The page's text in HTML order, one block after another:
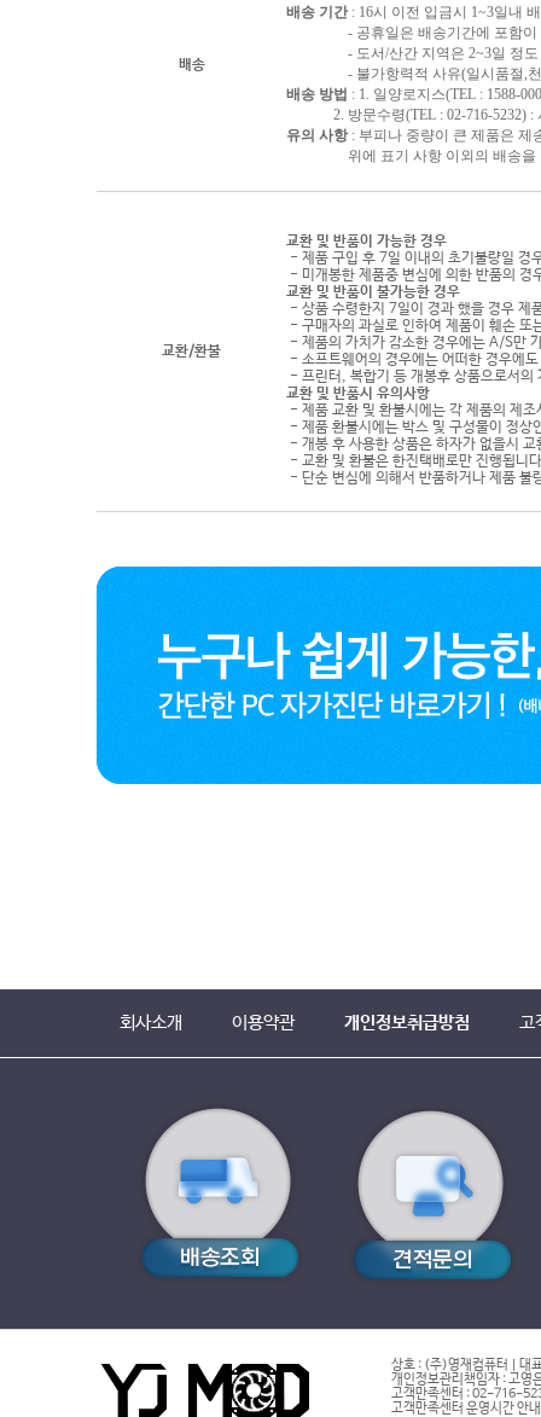
배송
배송 기간 : 16시 이전 입금시 1~3일내
- 공휴일은 배송기간에 포함이
- 도서/산간 지역은 2~3일 정도
- 불가항력적 사유(일시품절,천재
배송 방법 : 1. 일양로지스(TEL : 1588-
2. 방문수령(TEL : 02-716-5232) :
유의 사항: 부피나 중량이 큰 제품은 제
위에 표기 사항 이외의 배송을 원
교환/환불
교환 및 반품이 가능한 경우
- 제품 구입 후 7일 이내의 초기불량일 경
- 미개봉한 제품중 변심에 의한 반품의 경
교환 및 반품이 불가능한 경우
- 상품 수령한지 7일이 경과 했을 경우 제
- 구매자의 과실로 인하여 제품이 훼손 또
- 제품의 가치가 감소한 경우에는 A/S만
- 소프트웨어의 경우에는 어떠한 경우에
- 프린터, 복합기 등 개봉후 상품으로서의
교환 및 반품시 유의사항
- 제품 교환 및 환불시에는 각 제품의 제
- 제품 환불시에는 박스 및 구성물이 정상
- 개봉 후 사용한 상품은 하자가 없을시
- 교환 및 환불은 한진택배로만 진행됩니
- 단순 변심에 의해서 반품하거나 제품
회사소개 이용약관 개인정보취급방침 고
상호 : (주)영재컴퓨터 | 대
개인정보관리책임자 : 고영
고객만족센터 : 02-716-
고객만족센터 운영시간 안